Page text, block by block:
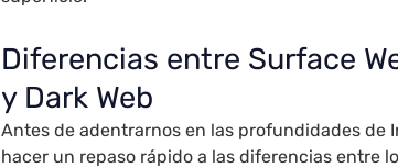
Diferencias entre Surface
y Dark Web
Antes de adentrarnos en las profundidades de
hacer un repaso rápido a las diferencias entre